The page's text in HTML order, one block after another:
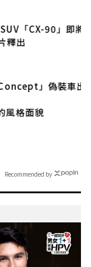
即將全球首演!
車出現於茂木
Recommended by